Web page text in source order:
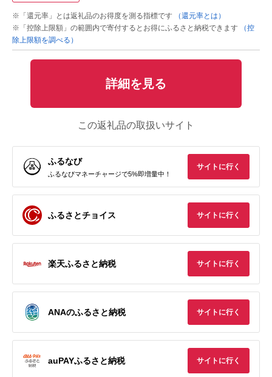
※「還元率」とは返礼品のお得度を測る指標です
（還元率とは）
※「控除上限額」の範囲内で寄付するとお得にふるさと納税できます
（控
除上限額を調べる）
詳細を見る
この返礼品の取扱いサイト
ふるなび
ふるなびマネーチャージで5%即増量中！
サイトに行く
ふるさとチョイス サイトに行く
楽天ふるさと納税 サイトに行く
ANAのふるさと納税 サイトに行く
auPAYふるさと納税 サイトに行く